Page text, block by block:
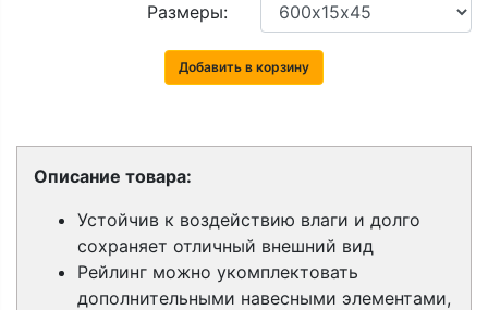
Размеры:
Добавить в корзину
Описание товара:
Устойчив к воздействию влаги и долго
сохраняет отличный внешний вид
Рейлинг можно укомплектовать
дополнительными навесными элементами,